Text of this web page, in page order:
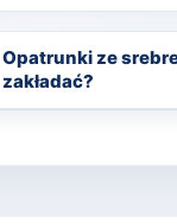
Opatrunki ze
zakładać?